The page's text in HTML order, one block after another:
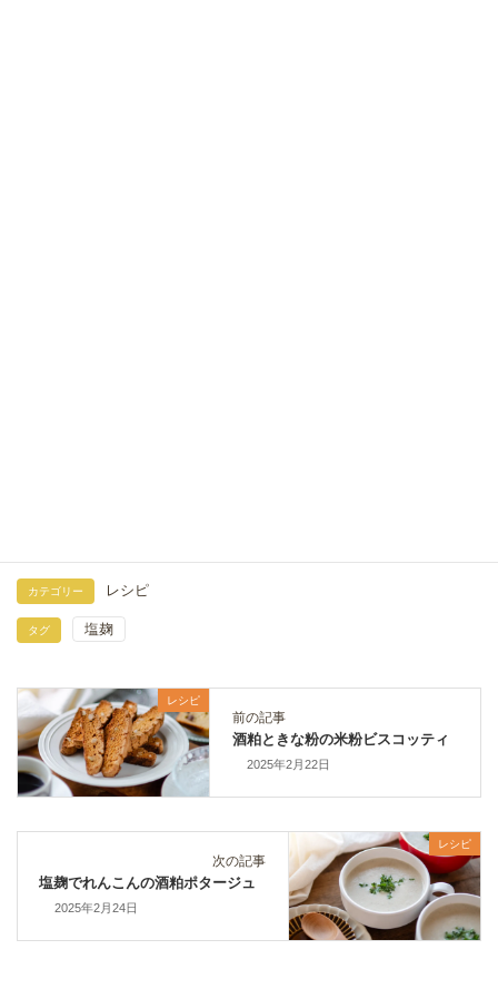
カテゴリー レシピ
タグ 塩麹
レシピ
前の記事
酒粕ときな粉の米粉ビスコッティ
2025年2月22日
レシピ
次の記事
塩麹でれんこんの酒粕ポタージュ
2025年2月24日